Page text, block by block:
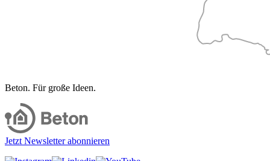
Beton. Für große Ideen.
Jetzt Newsletter abonnieren